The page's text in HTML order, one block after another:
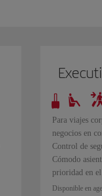
Para viajes
negocios en
Control de
Cómodo
prioridad en el
Disponible en